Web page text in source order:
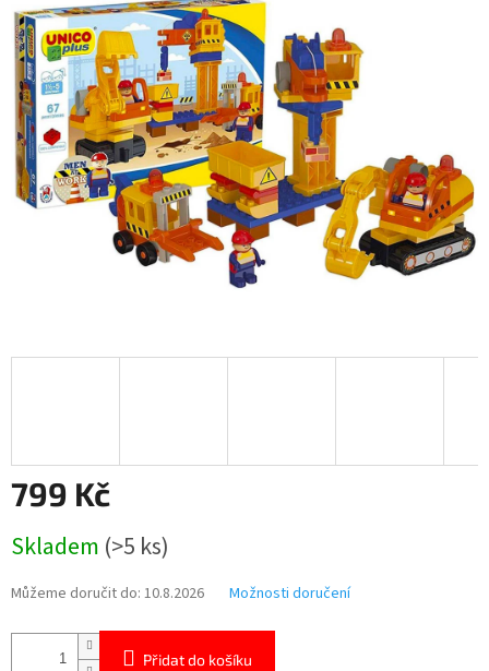
z
5
hvězdiček.
799 Kč
cena:
Skladem (>5 ks)
Můžeme doručit do: 10.8.2026 Možnosti doručení
Přidat do košíku